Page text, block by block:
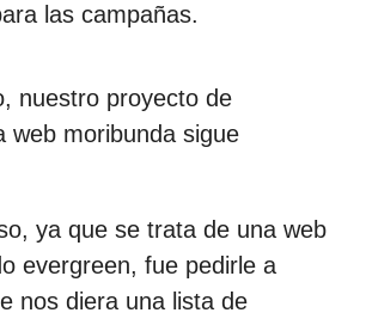
las campañas.
nuestro proyecto de
web moribunda sigue
ya que se trata de una web
evergreen, fue pedirle a
nos diera una lista de